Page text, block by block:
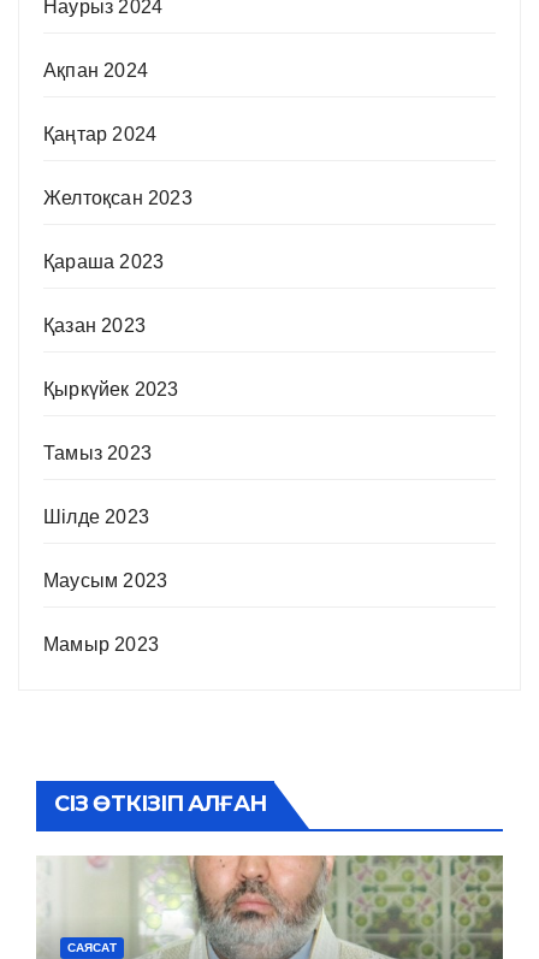
Наурыз 2024
Ақпан 2024
Қаңтар 2024
Желтоқсан 2023
Қараша 2023
Қазан 2023
Қыркүйек 2023
Тамыз 2023
Шілде 2023
Маусым 2023
Мамыр 2023
СІЗ ӨТКІЗІП АЛҒАН
САЯСАТ